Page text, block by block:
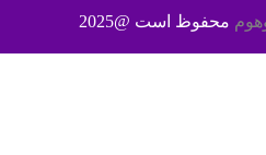
محفوظ است @2025